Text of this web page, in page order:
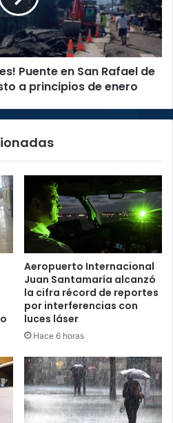
Puente en San Rafael de
a principios de enero
Aeropuerto Internacional
Juan Santamaría alcanzó
la cifra récord de reportes
por interferencias con
luces láser
Hace 6 horas